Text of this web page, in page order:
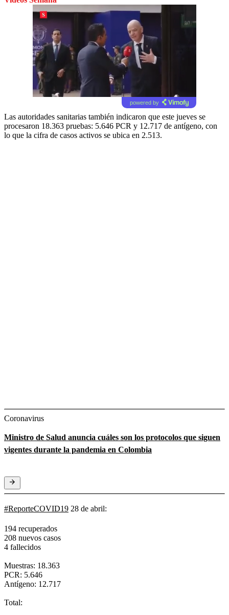
powered by
Las autoridades sanitarias también indicaron que este jueves se
procesaron 18.363 pruebas: 5.646 PCR y 12.717 de antígeno, con
lo que la cifra de casos activos se ubica en 2.513.
Coronavirus
Ministro de Salud anuncia cuáles son los protocolos que siguen
vigentes durante la pandemia en Colombia
#ReporteCOVID19 28 de abril:
194 recuperados
208 nuevos casos
4 fallecidos
Muestras: 18.363
PCR: 5.646
Antígeno: 12.717
Total: